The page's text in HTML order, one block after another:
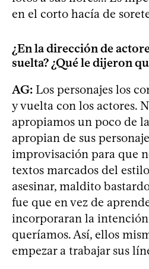
en el corto hacía de
¿En la dirección de
suelta? ¿Qué le dijeron
AG: Los personajes los
y vuelta con los actores.
apropiamos un poco de
apropian de sus
improvisación para que
textos marcados del
asesinar, maldito
fue que en vez de
incorporaran la
queríamos. Así, ellos
empezar a trabajar sus